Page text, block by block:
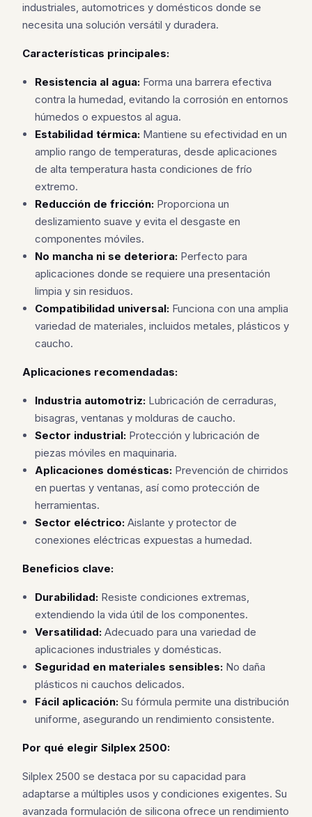
industriales, automotrices y domésticos donde se
necesita una solución versátil y duradera.
Características principales:
Resistencia al agua: Forma una barrera efectiva
contra la humedad, evitando la corrosión en entornos
húmedos o expuestos al agua.
Estabilidad térmica: Mantiene su efectividad en un
amplio rango de temperaturas, desde aplicaciones
de alta temperatura hasta condiciones de frío
extremo.
Reducción de fricción: Proporciona un
deslizamiento suave y evita el desgaste en
componentes móviles.
No mancha ni se deteriora: Perfecto para
aplicaciones donde se requiere una presentación
limpia y sin residuos.
Compatibilidad universal: Funciona con una amplia
variedad de materiales, incluidos metales, plásticos y
caucho.
Aplicaciones recomendadas:
Industria automotriz: Lubricación de cerraduras,
bisagras, ventanas y molduras de caucho.
Sector industrial: Protección y lubricación de
piezas móviles en maquinaria.
Aplicaciones domésticas: Prevención de chirridos
en puertas y ventanas, así como protección de
herramientas.
Sector eléctrico: Aislante y protector de
conexiones eléctricas expuestas a humedad.
Beneficios clave:
Durabilidad: Resiste condiciones extremas,
extendiendo la vida útil de los componentes.
Versatilidad: Adecuado para una variedad de
aplicaciones industriales y domésticas.
Seguridad en materiales sensibles: No daña
plásticos ni cauchos delicados.
Fácil aplicación: Su fórmula permite una distribución
uniforme, asegurando un rendimiento consistente.
Por qué elegir Silplex 2500:
Silplex 2500 se destaca por su capacidad para
adaptarse a múltiples usos y condiciones exigentes. Su
avanzada formulación de silicona ofrece un rendimiento